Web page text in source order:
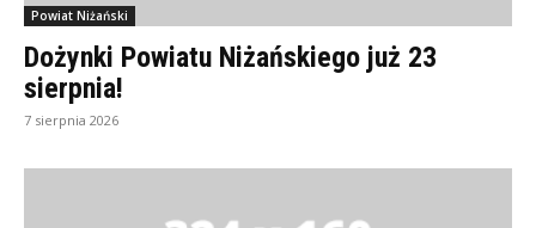
Powiat Niżański
Dożynki Powiatu Niżańskiego już 23
sierpnia!
7 sierpnia 2026